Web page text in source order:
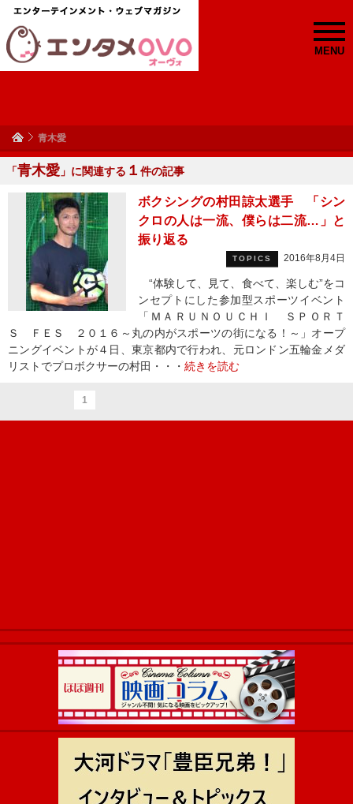
MENU
青木愛
「青木愛 」に関連する １ 件の記事
ボクシングの村田諒太選手 「シン
クロの人は一流、僕らは二流…」と
振り返る
TOPICS 2016年8月4日
“体験して、見て、食べて、楽しむ”をコ
ンセプトにした参加型スポーツイベント
「ＭＡＲＵＮＯＵＣＨＩ ＳＰＯＲＴ
Ｓ ＦＥＳ ２０１６～丸の内がスポーツの街になる！～」オープ
ニングイベントが４日、東京都内で行われ、元ロンドン五輪金メダ
リストでプロボクサーの村田・・・ 続きを読む
1